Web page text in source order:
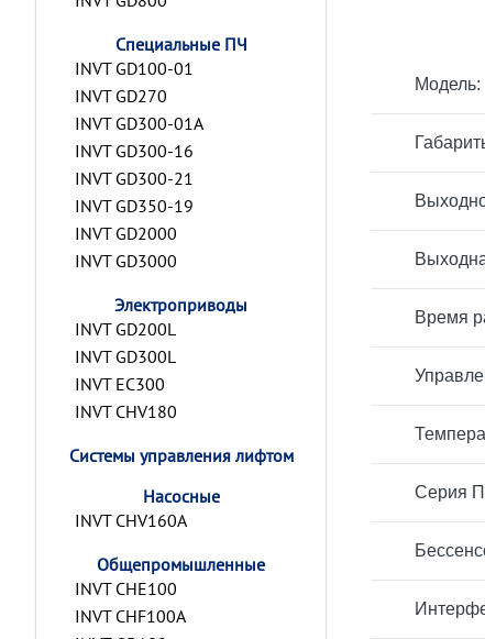
Специальные ПЧ
INVT GD100-01
INVT GD270
INVT GD300-01A
INVT GD300-16
INVT GD300-21
INVT GD350-19
INVT GD2000
INVT GD3000
Электроприводы
INVT GD200L
INVT GD300L
INVT EC300
INVT CHV180
Системы управления лифтом
Насосные
INVT CHV160A
Общепромышленные
INVT CHE100
INVT CHF100A
Модель:
Время
Серия